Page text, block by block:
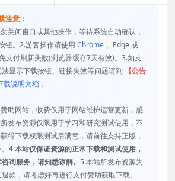
注意：
关闭窗口或其他操作，等待系统自动确认，
钮。2.游客操作请使用 Chrome 、Edge 或
支付刷新失败(浏览器缓存7天有效)。3.如支
显示下载按钮、链接失效等问题请到
【公告
载说明文档 。
助网站，收费仅用于网站维护运营更新，感
发布资源仅限用于学习和研究测试使用，不
得下载权限测试后满意，请前往支持正版，
4.本站仅保证资源的正常下载和测试使用，
询服务，请知悉谅解。 5.本站所发布资源为
款，请考虑好再进行支付赞助获取下载。